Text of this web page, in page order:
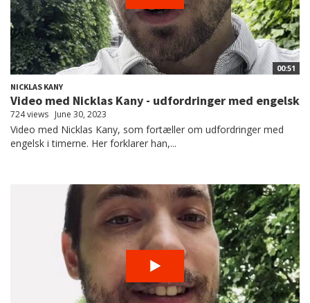
00:51
NICKLAS KANY
Video med Nicklas Kany - udfordringer med engelsk
724 views June 30, 2023
Video med Nicklas Kany, som fortæller om udfordringer med
engelsk i timerne. Her forklarer han,...